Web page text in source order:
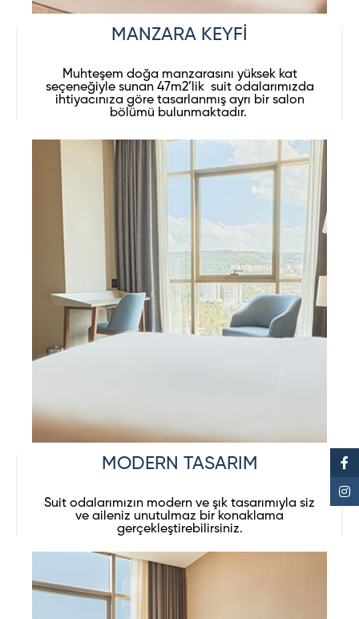
MANZARA KEYFİ
Muhteşem doğa manzarasını yüksek kat
seçeneğiyle sunan 47m2’lik suit odalarımızda
ihtiyacınıza göre tasarlanmış ayrı bir salon
bölümü bulunmaktadır.
MODERN TASARIM
Suit odalarımızın modern ve şık tasarımıyla siz
ve aileniz unutulmaz bir konaklama
gerçekleştirebilirsiniz.